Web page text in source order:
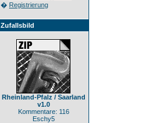
� Registrierung
Zufallsbild
Rheinland-Pfalz / Saarland
v1.0
Kommentare: 116
Eschy5